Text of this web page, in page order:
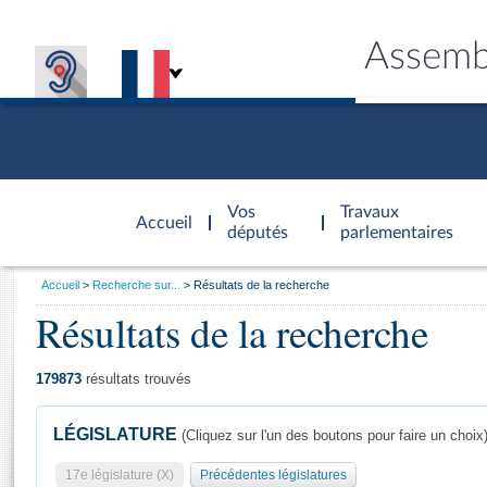
Accueil
d'accueil
Vos
députés
Travaux
parlementaires
Général
Vous
Accueil Recherche sur... Résultats de la recherche
Résultats de la recherche
179873 résultats trouvés
LÉGISLATURE (Cliquez sur l'un des boutons pour faire un choix)
17e législature (X) Précédentes législatures